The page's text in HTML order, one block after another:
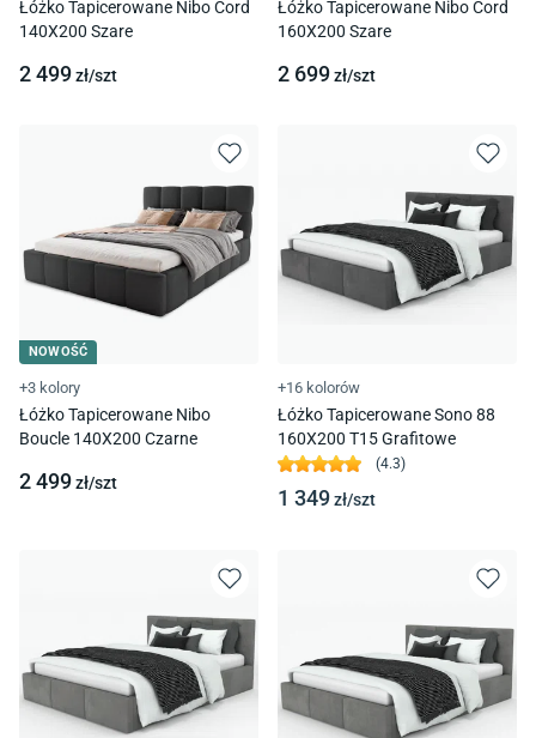
Łóżko Tapicerowane Nibo Cord
140X200 Szare
2 499zł/szt
Łóżko Tapicerowane Nibo Cord
160X200 Szare
2 699zł/szt
NOWOŚĆ
+3 kolory
Łóżko Tapicerowane Nibo
Boucle 140X200 Czarne
2 499zł/szt
+16 kolorów
Łóżko Tapicerowane Sono 88
160X200 T15 Grafitowe
(4.3)
1 349zł/szt